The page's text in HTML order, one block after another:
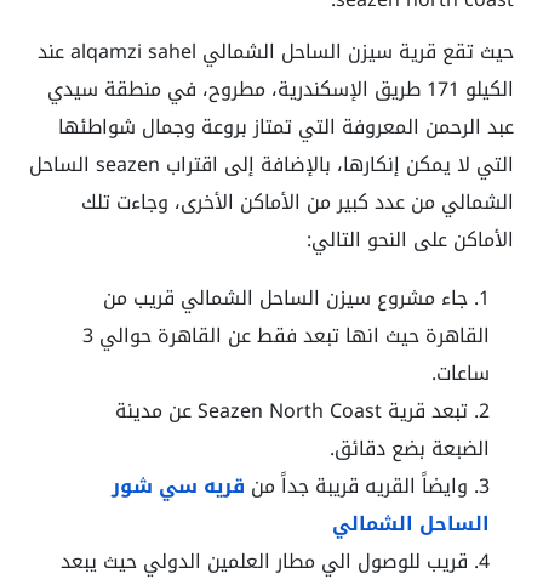
حيث تقع قرية سيزن الساحل الشمالي alqamzi sahel عند
الكيلو 171 طريق الإسكندرية، مطروح، في منطقة سيدي
عبد الرحمن المعروفة التي تمتاز بروعة وجمال شواطئها
التي لا يمكن إنكارها، بالإضافة إلى اقتراب seazen الساحل
الشمالي من عدد كبير من الأماكن الأخرى، وجاءت تلك
الأماكن على النحو التالي:
جاء مشروع سيزن الساحل الشمالي قريب من
القاهرة حيث انها تبعد فقط عن القاهرة حوالي 3
ساعات.
تبعد قرية Seazen North Coast عن مدينة
الضبعة بضع دقائق.
وايضاً القريه قريبة جداً من قريه سي شور
الساحل الشمالي
قريب للوصول الي مطار العلمين الدولي حيث يبعد